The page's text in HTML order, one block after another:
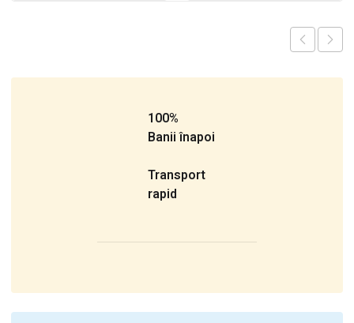
100%
Banii înapoi
Transport
rapid